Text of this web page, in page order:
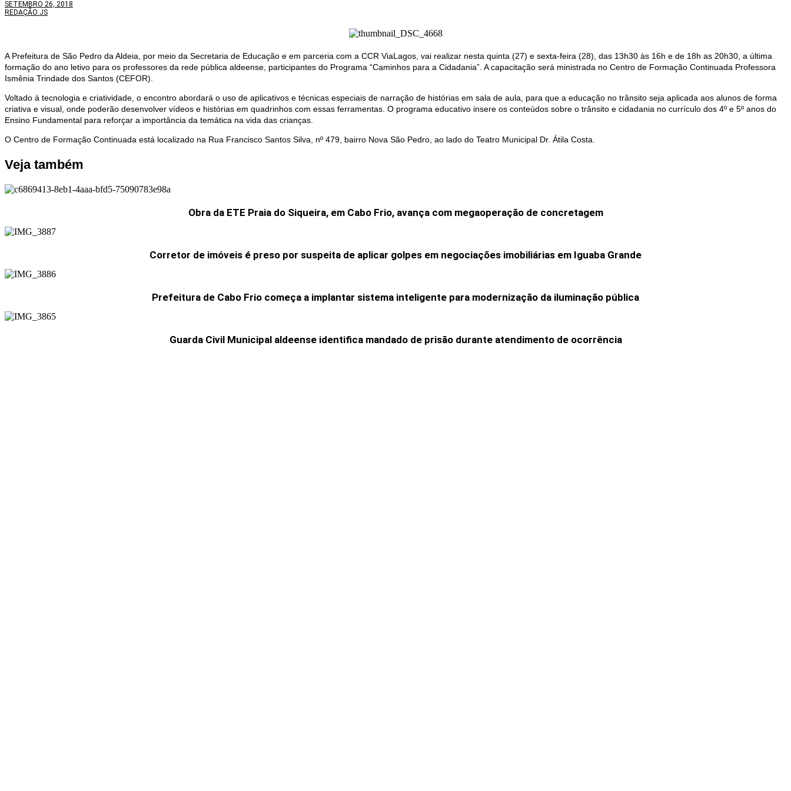
SETEMBRO 26, 2018
REDAÇÃO JS
A Prefeitura de São Pedro da Aldeia, por meio da Secretaria de Educação e em parceria com a CCR ViaLagos, vai realizar nesta quinta (27) e sexta-feira (28), das 13h30 às 16h e de 18h as 20h30, a última
formação do ano letivo para os professores da rede pública aldeense, participantes do Programa “Caminhos para a Cidadania”. A capacitação será ministrada no Centro de Formação Continuada Professora
Ismênia Trindade dos Santos (CEFOR).
Voltado à tecnologia e criatividade, o encontro abordará o uso de aplicativos e técnicas especiais de narração de histórias em sala de aula, para que a educação no trânsito seja aplicada aos alunos de forma
criativa e visual, onde poderão desenvolver vídeos e histórias em quadrinhos com essas ferramentas. O programa educativo insere os conteúdos sobre o trânsito e cidadania no currículo dos 4º e 5º anos do
Ensino Fundamental para reforçar a importância da temática na vida das crianças.
O Centro de Formação Continuada está localizado na Rua Francisco Santos Silva, nº 479, bairro Nova São Pedro, ao lado do Teatro Municipal Dr. Átila Costa.
Veja também
Obra da ETE Praia do Siqueira, em Cabo Frio, avança com megaoperação de concretagem
Corretor de imóveis é preso por suspeita de aplicar golpes em negociações imobiliárias em Iguaba Grande
Prefeitura de Cabo Frio começa a implantar sistema inteligente para modernização da iluminação pública
Guarda Civil Municipal aldeense identifica mandado de prisão durante atendimento de ocorrência